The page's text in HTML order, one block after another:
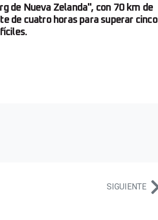
de Nueva Zelanda", con 70 km de
de cuatro horas para superar cinco
SIGUIENTE